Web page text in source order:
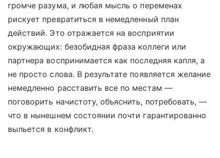
громче разума, и любая мысль о переменах
рискует превратиться в немедленный план
действий. Это отражается на восприятии
окружающих: безобидная фраза коллеги или
партнера воспринимается как последняя капля, а
не просто слова. В результате появляется желание
немедленно расставить все по местам —
поговорить начистоту, объяснить, потребовать, —
что в нынешнем состоянии почти гарантированно
выльется в конфликт.